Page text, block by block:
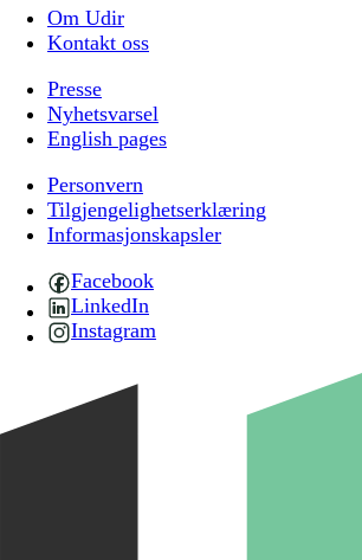
Om Udir
Kontakt oss
Presse
Nyhetsvarsel
English pages
Personvern
Tilgjengelighetserklæring
Informasjonskapsler
Facebook
LinkedIn
Instagram